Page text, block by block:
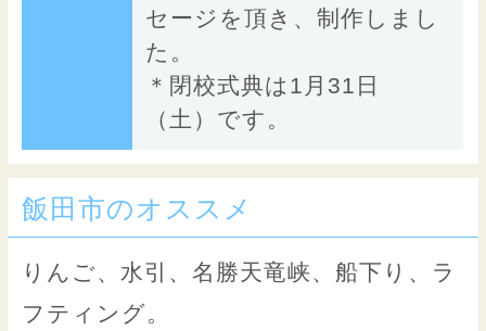
セージを頂き、制作しまし
た。
＊閉校式典は1月31日
（土）です。
飯田市のオススメ
りんご、水引、名勝天竜峡、船下り、ラ
フティング。